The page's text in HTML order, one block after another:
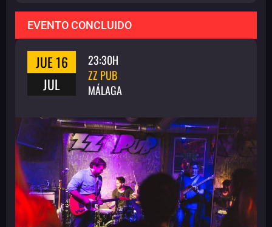
EVENTO CONCLUIDO
JUE 16
JUL
23:30H
ZZ PUB
MÁLAGA